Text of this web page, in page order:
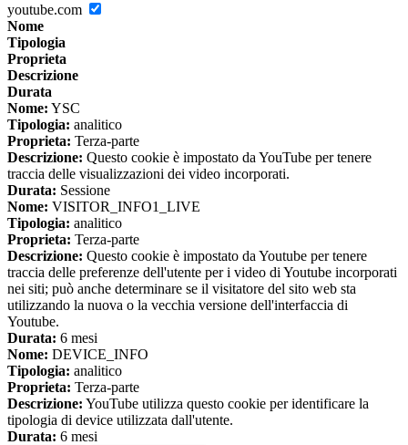
youtube.com
Nome
Tipologia
Proprieta
Descrizione
Durata
Nome: YSC
Tipologia: analitico
Proprieta: Terza-parte
Descrizione: Questo cookie è impostato da YouTube per tenere
traccia delle visualizzazioni dei video incorporati.
Durata: Sessione
Nome: VISITOR_INFO1_LIVE
Tipologia: analitico
Proprieta: Terza-parte
Descrizione: Questo cookie è impostato da Youtube per tenere
traccia delle preferenze dell'utente per i video di Youtube incorporati
nei siti; può anche determinare se il visitatore del sito web sta
utilizzando la nuova o la vecchia versione dell'interfaccia di
Youtube.
Durata: 6 mesi
Nome: DEVICE_INFO
Tipologia: analitico
Proprieta: Terza-parte
Descrizione: YouTube utilizza questo cookie per identificare la
tipologia di device utilizzata dall'utente.
Durata: 6 mesi